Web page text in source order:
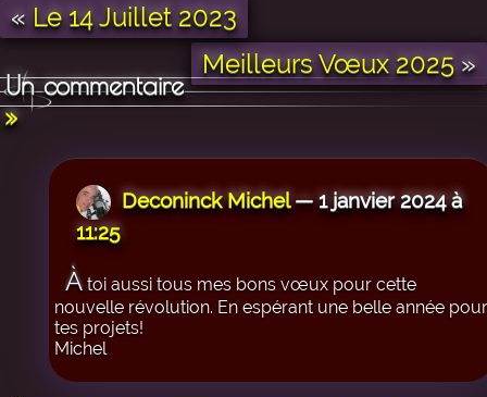
« Le 14 Juillet 2023
Meilleurs Vœux 2025»
Un commentaire
»
Deconinck Michel— 1 janvier 2024 à
11:25
À toi aussi tous mes bons vœux pour cette
nouvelle révolution. En espérant une belle année pour
tes projets!
Michel